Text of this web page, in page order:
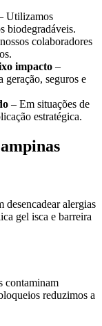
Utilizamos
biodegradáveis.
colaboradores
impacto –
seguros e
– Em situações de
estratégica.
desencadear alergias
gel isca e barreira
contaminam
reduzimos a